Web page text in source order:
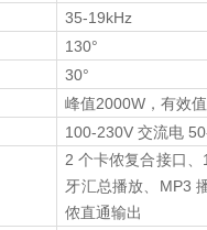
35-19kHz
130°
30°
峰值2000W，有效
100-230V 交流电
2 个卡侬复合接口
牙汇总播放、MP3
侬直通输出